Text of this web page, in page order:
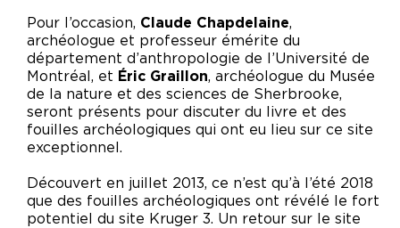
Pour l’occasion, Claude Chapdelaine,
archéologue et professeur émérite du
département d’anthropologie de l’Université de
Montréal, et Éric Graillon, archéologue du Musée
de la nature et des sciences de Sherbrooke,
seront présents pour discuter du livre et des
fouilles archéologiques qui ont eu lieu sur ce site
exceptionnel.
Découvert en juillet 2013, ce n’est qu’à l’été 2018
que des fouilles archéologiques ont révélé le fort
potentiel du site Kruger 3. Un retour sur le site